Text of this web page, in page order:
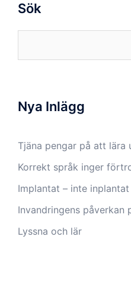
Sök
Nya Inlägg
Tjäna pengar på att lära
Korrekt språk inger
Implantat – inte inplantat
Invandringens påverkan
Lyssna och lär